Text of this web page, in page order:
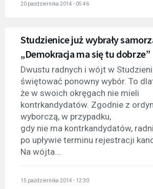
20 października 2014 - 05:46
Studzienice już wybrały
„Demokracja ma się tu dobrze”
Dwustu radnych i wójt w
świętować ponowny wybór. To
że w swoich okręgach nie mieli
kontrkandydatów. Zgodnie z
wyborczą, w przypadku,
gdy nie ma kontrkandydatów,
po upływie terminu rejestracji
Na wójta...
15 października 2014 - 12:30